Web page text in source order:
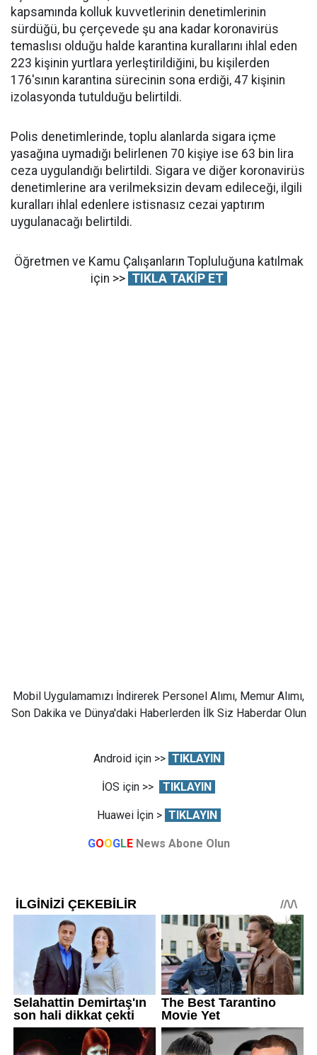
kapsamında kolluk kuvvetlerinin denetimlerinin
sürdüğü, bu çerçevede şu ana kadar koronavirüs
temaslısı olduğu halde karantina kurallarını ihlal eden
223 kişinin yurtlara yerleştirildiğini, bu kişilerden
176'sının karantina sürecinin sona erdiği, 47 kişinin
izolasyonda tutulduğu belirtildi.
Polis denetimlerinde, toplu alanlarda sigara içme
yasağına uymadığı belirlenen 70 kişiye ise 63 bin lira
ceza uygulandığı belirtildi. Sigara ve diğer koronavirüs
denetimlerine ara verilmeksizin devam edileceği, ilgili
kuralları ihlal edenlere istisnasız cezai yaptırım
uygulanacağı belirtildi.
Öğretmen ve Kamu Çalışanların Topluluğuna katılmak
için >> TIKLA TAKİP ET
Mobil Uygulamamızı İndirerek Personel Alımı, Memur Alımı,
Son Dakika ve Dünya'daki Haberlerden İlk Siz Haberdar Olun
Android için >> TIKLAYIN
İOS için >> TIKLAYIN
Huawei İçin > TIKLAYIN
GOOGLE News Abone Olun